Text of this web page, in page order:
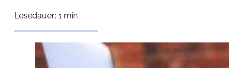
Lesedauer: 1 min